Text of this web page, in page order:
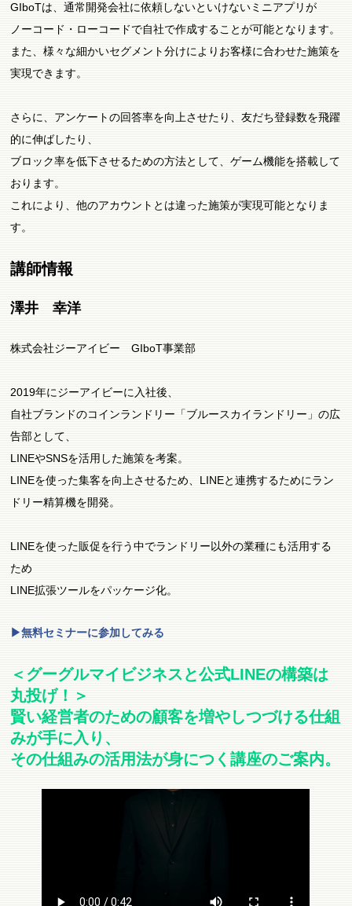
GIboTは、通常開発会社に依頼しないといけないミニアプリが
ノーコード・ローコードで自社で作成することが可能となります。
また、様々な細かいセグメント分けによりお客様に合わせた施策を
実現できます。
さらに、アンケートの回答率を向上させたり、友だち登録数を飛躍
的に伸ばしたり、
ブロック率を低下させるための方法として、ゲーム機能を搭載して
おります。
これにより、他のアカウントとは違った施策が実現可能となりま
す。
講師情報
澤井 幸洋
株式会社ジーアイビー GIboT事業部
2019年にジーアイビーに入社後、
自社ブランドのコインランドリー「ブルースカイランドリー」の広
告部として、
LINEやSNSを活用した施策を考案。
LINEを使った集客を向上させるため、LINEと連携するためにラン
ドリー精算機を開発。
LINEを使った販促を行う中でランドリー以外の業種にも活用する
ため
LINE拡張ツールをパッケージ化。
▶無料セミナーに参加してみる
＜グーグルマイビジネスと公式LINEの構築は
丸投げ！＞
賢い経営者のための顧客を増やしつづける仕組
みが手に入り、
その仕組みの活用法が身につく講座のご案内。